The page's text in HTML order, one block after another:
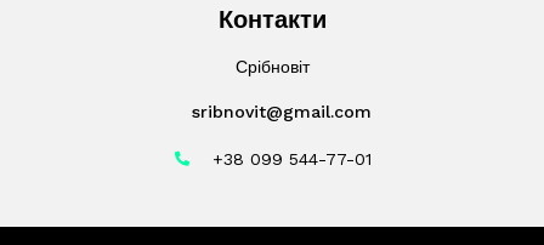
Контакти
Срібновіт
sribnovit@gmail.com
+38 099 544-77-01